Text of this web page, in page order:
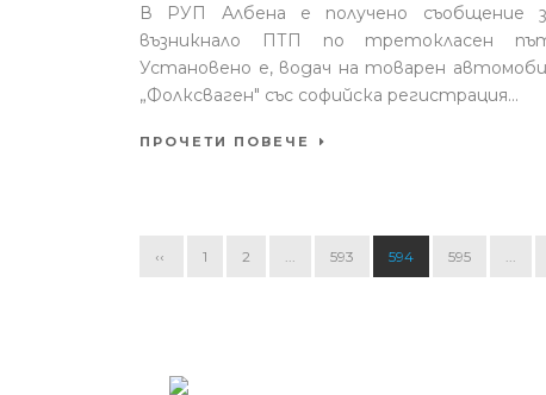
В РУП Албена е получено съобщение
възникнало ПТП по третокласен
Установено е, водач на товарен
„Фолксваген" със софийска регистрация...
ПРОЧЕТИ ПОВЕЧЕ
‹‹ 1 2 593 594 595